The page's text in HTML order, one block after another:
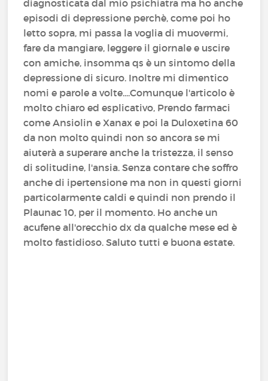
diagnosticata dal mio psichiatra ma ho anche
episodi di depressione perchè, come poi ho
letto sopra, mi passa la voglia di muovermi,
fare da mangiare, leggere il giornale e uscire
con amiche, insomma qs è un sintomo della
depressione di sicuro. Inoltre mi dimentico
nomi e parole a volte....Comunque l'articolo è
molto chiaro ed esplicativo, Prendo farmaci
come Ansiolin e Xanax e poi la Duloxetina 60
da non molto quindi non so ancora se mi
aiuterà a superare anche la tristezza, il senso
di solitudine, l'ansia. Senza contare che soffro
anche di ipertensione ma non in questi giorni
particolarmente caldi e quindi non prendo il
Plaunac 10, per il momento. Ho anche un
acufene all'orecchio dx da qualche mese ed è
molto fastidioso. Saluto tutti e buona estate.